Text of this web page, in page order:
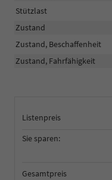
Listenpreis
Sie sparen:
Gesamtpreis
Stützlast
Zustand
Zustand, Beschaffenheit
Zustand, Fahrfähigkeit